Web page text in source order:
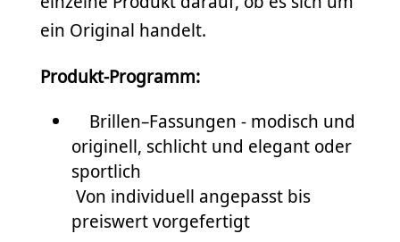
ein Original handelt.
Produkt-Programm:
Brillen–Fassungen - modisch und
originell, schlicht und elegant oder
sportlich
Von individuell angepasst bis
preiswert vorgefertigt